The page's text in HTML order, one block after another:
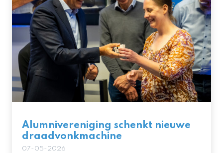
Alumnivereniging schenkt nieuwe
draadvonkmachine
07-05-2026